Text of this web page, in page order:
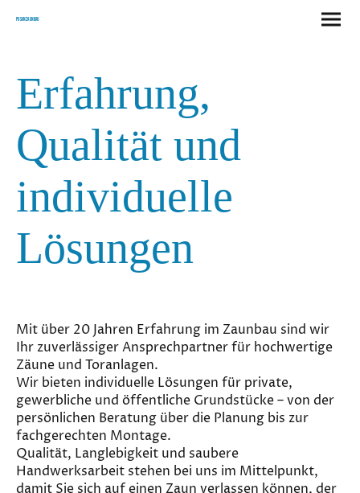
Pusan Zaunbau
Erfahrung,
Qualität und
individuelle
Lösungen
Mit über 20 Jahren Erfahrung im Zaunbau sind wir
Ihr zuverlässiger Ansprechpartner für hochwertige
Zäune und Toranlagen.
Wir bieten individuelle Lösungen für private,
gewerbliche und öffentliche Grundstücke – von der
persönlichen Beratung über die Planung bis zur
fachgerechten Montage.
Qualität, Langlebigkeit und saubere
Handwerksarbeit stehen bei uns im Mittelpunkt,
damit Sie sich auf einen Zaun verlassen können, der